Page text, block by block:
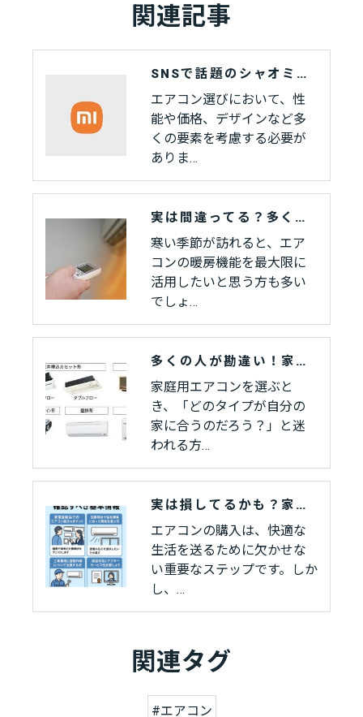
関連記事
SNSで話題のシャオミ製エアコン、他社比較で見えてきた“本当の実力”とは
エアコン選びにおいて、性
能や価格、デザインなど多
くの要素を考慮する必要が
ありま…
実は間違ってる？多くの人がやっているエアコン暖房の「非効率な使い方」
寒い季節が訪れると、エア
コンの暖房機能を最大限に
活用したいと思う方も多い
でしょ…
多くの人が勘違い！家庭用エアコンの種類と選び方でやってはいけないこと
家庭用エアコンを選ぶと
き、「どのタイプが自分の
家に合うのだろう？」と迷
われる方…
実は損してるかも？家電量販店でエアコンを買う前に知るべき真実
エアコンの購入は、快適な
生活を送るために欠かせな
い重要なステップです。しか
し、…
関連タグ
#エアコン